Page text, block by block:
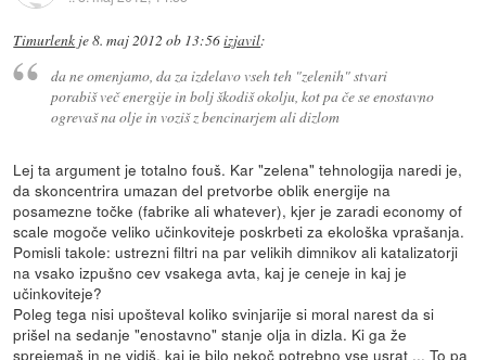
Timurlenk je8. maj 2012 ob 13:56izjavil:
da ne omenjamo, da za izdelavo vseh teh "zelenih" stvari
porabiš več energije in bolj škodiš okolju, kot pa če se enostavno
ogrevaš na olje in voziš z bencinarjem ali dizlom
Lej ta argument je totalno fouš. Kar "zelena" tehnologija naredi je,
da skoncentrira umazan del pretvorbe oblik energije na
posamezne točke (fabrike ali whatever), kjer je zaradi economy of
scale mogoče veliko učinkoviteje poskrbeti za ekološka vprašanja.
Pomisli takole: ustrezni filtri na par velikih dimnikov ali katalizatorji
na vsako izpušno cev vsakega avta, kaj je ceneje in kaj je
učinkoviteje?
Poleg tega nisi upošteval koliko svinjarije si moral narest da si
prišel na sedanje "enostavno" stanje olja in dizla. Ki ga že
sprejemaš in ne vidiš, kaj je bilo nekoč potrebno vse usrat ... To pa